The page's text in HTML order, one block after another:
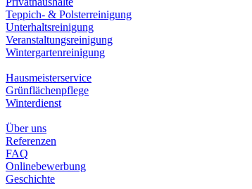
Teppich- & Polsterreinigung
Unterhaltsreinigung
Veranstaltungsreinigung
Wintergartenreinigung
Hausmeisterservice
Grünflächenpflege
Winterdienst
Über uns
Referenzen
FAQ
Onlinebewerbung
Geschichte